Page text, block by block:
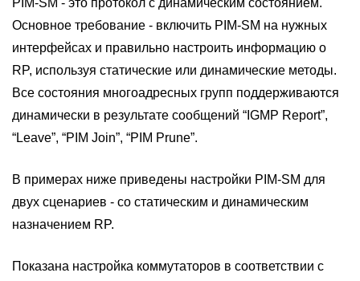
PIM-SM - это протокол с динамическим состоянием.
Основное требование - включить PIM-SM на нужных
интерфейсах и правильно настроить информацию о
RP, используя статические или динамические методы.
Все состояния многоадресных групп поддерживаются
динамически в результате сообщений “IGMP Report”,
“Leave”, “PIM Join”, “PIM Prune”.
В примерах ниже приведены настройки PIM-SM для
двух сценариев - со статическим и динамическим
назначением RP.
Показана настройка коммутаторов в соответствии с